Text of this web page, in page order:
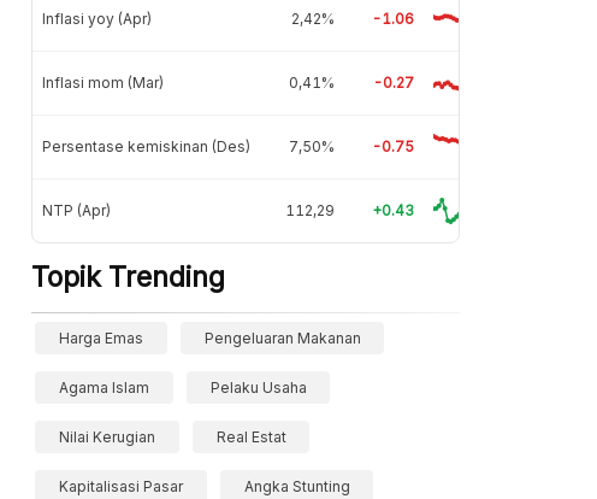
Inflasi yoy (Apr) 2,42% -1.06
Inflasi mom (Mar) 0,41% -0.27
Persentase kemiskinan (Des) 7,50% -0.75
NTP (Apr) 112,29 +0.43
Topik Trending
Harga Emas Pengeluaran Makanan
Agama Islam Pelaku Usaha
Nilai Kerugian Real Estat
Kapitalisasi Pasar Angka Stunting